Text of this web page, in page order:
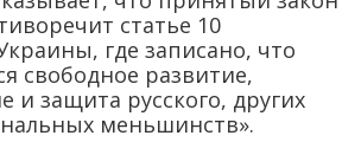
статье 10
где записано, что
свободное развитие,
и защита русского, других
меньшинств».